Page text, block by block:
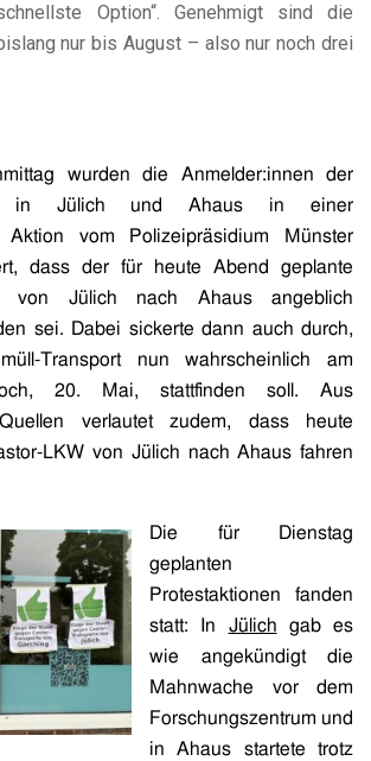
Option“. Genehmigt sind die
nur bis August – also nur noch drei
wurden die Anmelder:innen der
in Jülich und Ahaus in einer
Aktion vom Polizeipräsidium Münster
dass der für heute Abend geplante
von Jülich nach Ahaus angeblich
sei. Dabei sickerte dann auch durch,
Transport nun wahrscheinlich am
20. Mai, stattfinden soll. Aus
verlautet zudem, dass heute
LKW von Jülich nach Ahaus fahren
Die für Dienstag
geplanten
Protestaktionen fanden
statt: In Jülich gab es
wie angekündigt die
Mahnwache vor dem
Forschungszentrum und
in Ahaus startete trotz